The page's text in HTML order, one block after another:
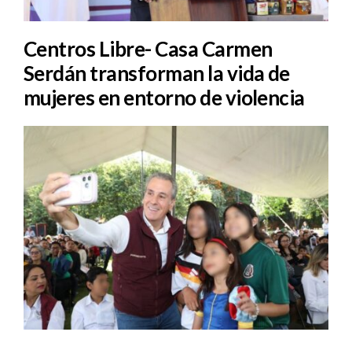
Centros Libre- Casa Carmen
Serdán transforman la vida de
mujeres en entorno de violencia